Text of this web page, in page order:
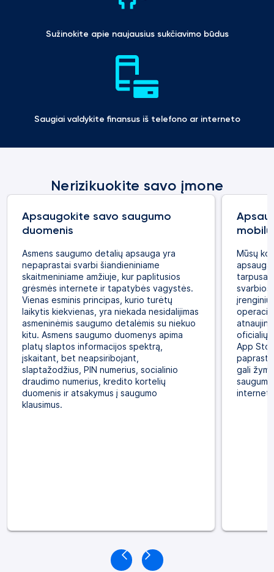
Sužinokite apie naujausius sukčiavimo būdus
Saugiai valdykite finansus iš telefono ar interneto
Nerizikuokite savo įmone
Apsaugokite savo saugumo
duomenis
Asmens saugumo detalių apsauga yra
nepaprastai svarbi šiandieniniame
skaitmeniniame amžiuje, kur paplitusios
grėsmės internete ir tapatybės vagystės.
Vienas esminis principas, kurio turėtų
laikytis kiekvienas, yra niekada nesidalijimas
asmeninėmis saugumo detalėmis su niekuo
kitu. Asmens saugumo duomenys apima
platų slaptos informacijos spektrą,
įskaitant, bet neapsiribojant,
slaptažodžius, PIN numerius, socialinio
draudimo numerius, kredito kortelių
duomenis ir atsakymus į saugumo
klausimus.
Mūsų
apsauga
svarbios
įrenginių
oficialių
App
gali